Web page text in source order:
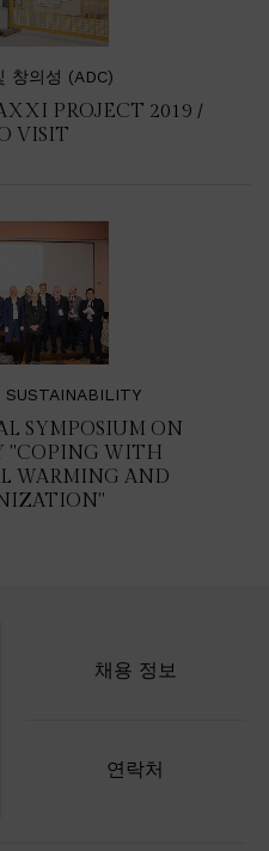
창의성 (ADC)
PROJECT 2019 /
VISIT
SUSTAINABILITY
SYMPOSIUM ON
"COPING WITH
WARMING AND
채용 정보
연락처